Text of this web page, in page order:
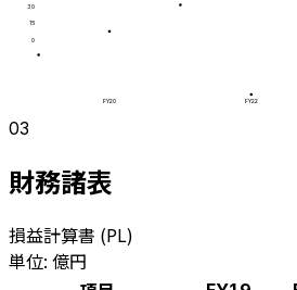
0
15
30
FY20 FY22
03
財務諸表
損益計算書 (PL)
単位: 億円